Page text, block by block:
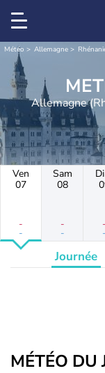
Météo Allemagne
Allemagne
Ven
07
-
-
Sam
08
-
-
-
-
Journée
MÉTÉO DU